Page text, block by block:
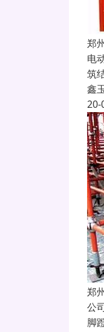
郑
电
筑
鑫
20-
郑
公
脚